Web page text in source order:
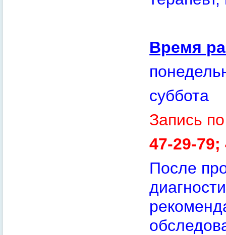
Время
Запись
47-29-79;
После